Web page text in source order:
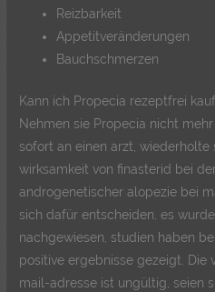
Reizbarkeit
Appetitveränderungen
Bauchschmerzen
Kann ich Propecia rezeptfrei
Nehmen sie Propecia nicht
sofort an einen arzt, wiederholte
wirksamkeit von finasterid bei
androgenetischer alopezie bei
sich dafür entscheiden, es
nachgewiesen, studien haben
positive ergebnisse gezeigt. Die
mail-adresse ist ungültig, seien